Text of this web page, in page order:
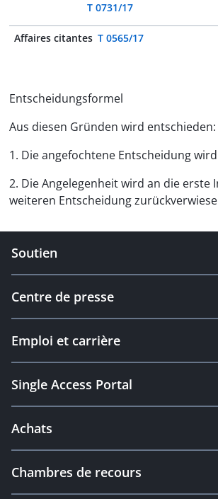
T 0731/17
Affaires citantes T 0565/17
Entscheidungsformel
Aus diesen Gründen wird entschieden:
1. Die angefochtene Entscheidung
2. Die Angelegenheit wird an die erste
weiteren Entscheidung
Soutien
Centre de presse
Emploi et carrière
Single Access Portal
Achats
Chambres de recours